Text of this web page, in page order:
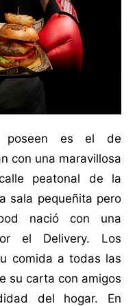
poseen es el de
con una maravillosa
peatonal de la
sala pequeñita pero
nació con una
el Delivery. Los
comida a todas las
su carta con amigos
del hogar. En